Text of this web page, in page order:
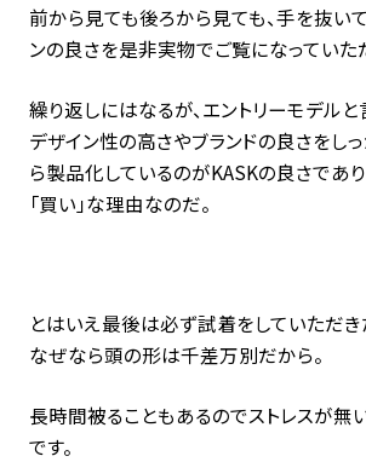
前から見ても後ろから見ても、手を抜い
ンの良さを是非実物でご覧になっていた
繰り返しにはなるが、エントリーモデルと
デザイン性の高さやブランドの良さをし
ら製品化しているのがKASKの良さであ
「買い」な理由なのだ。
とはいえ最後は必ず試着をしていただき
なぜなら頭の形は千差万別だから。
長時間被ることもあるのでストレスが無
です。